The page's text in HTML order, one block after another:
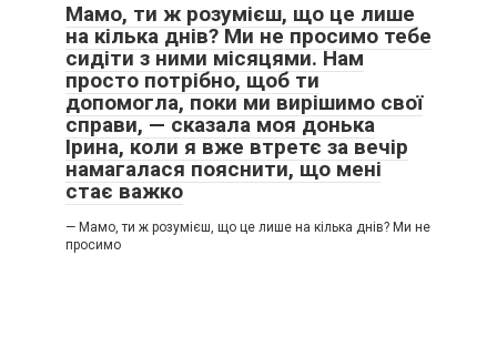
Вона дістала з-під землі залишки старого керамічного
глечика, який ми розбили в дитинстві. Вона тримала ці
уламки, як найдорожчий скарб.
— Я пам’ятаю, як мама казала, що цей глечик приносить
щастя, — шепотіла вона. — А ми його просто знищили, бо
сперечалися, чий це обов’язок — мити посуд. Ти
пам’ятаєш це?
— Я пам’ятаю, що тоді плакала весь вечір, бо боялася
покарання, — відповіла я, сідаючи поруч із нею прямо на
Мамо, ти ж розумієш, що це лише
на кілька днів? Ми не просимо тебе
сидіти з ними місяцями. Нам
просто потрібно, щоб ти
допомогла, поки ми вирішимо свої
справи, — сказала моя донька
Ірина, коли я вже втретє за вечір
намагалася пояснити, що мені
стає важко
— Мамо, ти ж розумієш, що це лише на кілька днів? Ми не
просимо